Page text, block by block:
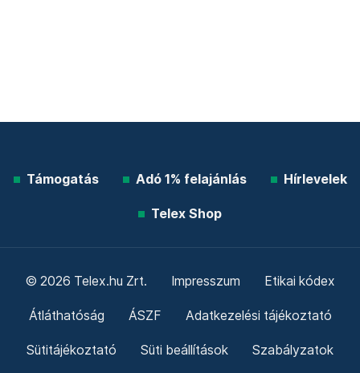
Támogatás Adó 1% felajánlás Hírlevelek
Telex Shop
© 2026 Telex.hu Zrt. Impresszum Etikai kódex
Átláthatóság ÁSZF Adatkezelési tájékoztató
Sütitájékoztató Süti beállítások Szabályzatok